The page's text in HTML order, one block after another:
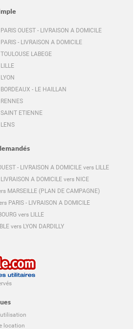
OUEST - LIVRAISON A DOMICILE
- LIVRAISON A DOMICILE
LABEGE
- LE HAILLAN
ETIENNE
- LIVRAISON A DOMICILE vers LILLE
A DOMICILE vers NICE
MARSEILLE (PLAN DE CAMPAGNE)
PARIS - LIVRAISON A DOMICILE
vers LILLE
vers LYON DARDILLY
location